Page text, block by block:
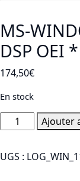
MS-
DSP OEI
174,50€
En stock
quantité
de
WINDOWS
Ajouter
UGS :